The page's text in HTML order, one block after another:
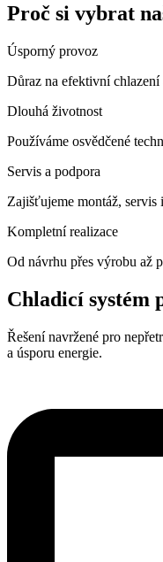
Proč si vybrat
Úsporný provoz
Důraz na efektivní
Dlouhá životnost
Používáme osvědčené
Servis a podpora
Zajišťujeme montáž, servis
Kompletní realizace
Od návrhu přes výrobu až
Chladicí systém
Řešení navržené pro
a úsporu energie.